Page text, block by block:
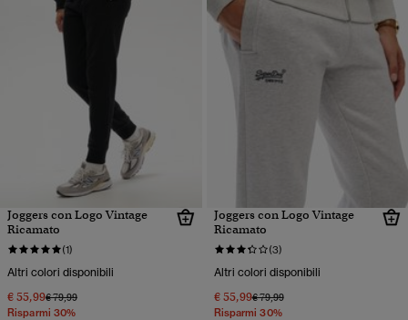
Joggers con Logo Vintage
Ricamato
(1)
Altri colori disponibili
€ 55,99Prezzo ridotto da
€ 79,99a
Risparmi 30%
Joggers con Logo Vintage
Ricamato
(3)
Altri colori disponibili
€ 55,99Prezzo ridotto da
€ 79,99a
Risparmi 30%